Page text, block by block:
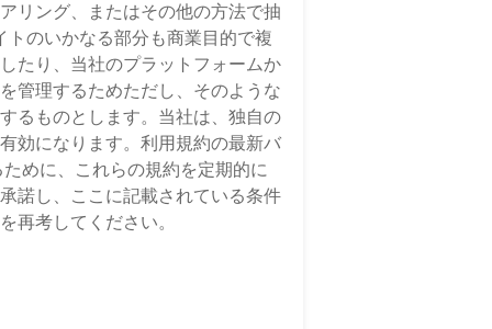
リング、またはその他の方法で抽
のいかなる部分も商業目的で複
たり、当社のプラットフォームか
管理するためただし、そのような
るものとします。当社は、独自の
効になります。利用規約の最新バ
めに、これらの規約を定期的に
諾し、ここに記載されている条件
再考してください。